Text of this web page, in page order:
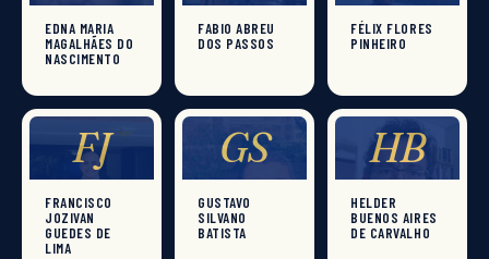
EDNA MARIA
MAGALHÃES DO
NASCIMENTO
FABIO ABREU
DOS PASSOS
FÉLIX FLORES
PINHEIRO
FJ
FRANCISCO
JOZIVAN
GUEDES DE
LIMA
GS
GUSTAVO
SILVANO
BATISTA
HB
HELDER
BUENOS AIRES
DE CARVALHO